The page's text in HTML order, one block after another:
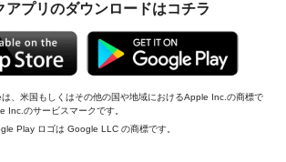
アプリのダウンロードはコチラ
、米国もしくはその他の国や地域におけるApple Inc.の商標で
Inc.のサービスマークです。
Play ロゴは Google LLC の商標です。